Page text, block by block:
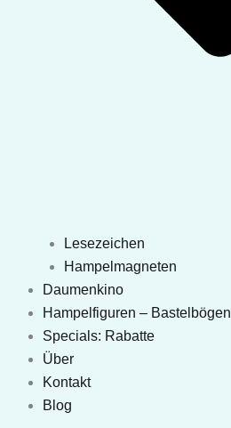
Lesezeichen
Hampelmagneten
Daumenkino
Hampelfiguren – Bastelbögen
Specials: Rabatte
Über
Kontakt
Blog